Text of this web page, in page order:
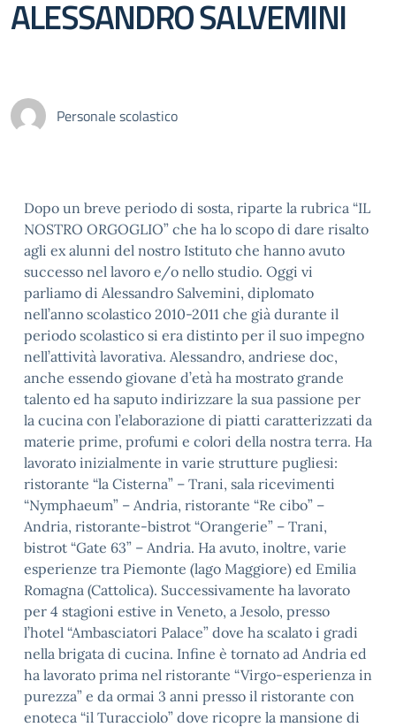
ALESSANDRO SALVEMINI
Personale scolastico
Dopo un breve periodo di sosta, riparte la rubrica “IL
NOSTRO ORGOGLIO” che ha lo scopo di dare risalto
agli ex alunni del nostro Istituto che hanno avuto
successo nel lavoro e/o nello studio. Oggi vi
parliamo di Alessandro Salvemini, diplomato
nell’anno scolastico 2010-2011 che già durante il
periodo scolastico si era distinto per il suo impegno
nell’attività lavorativa. Alessandro, andriese doc,
anche essendo giovane d’età ha mostrato grande
talento ed ha saputo indirizzare la sua passione per
la cucina con l’elaborazione di piatti caratterizzati da
materie prime, profumi e colori della nostra terra. Ha
lavorato inizialmente in varie strutture pugliesi:
ristorante “la Cisterna” – Trani, sala ricevimenti
“Nymphaeum” – Andria, ristorante “Re cibo” –
Andria, ristorante-bistrot “Orangerie” – Trani,
bistrot “Gate 63” – Andria. Ha avuto, inoltre, varie
esperienze tra Piemonte (lago Maggiore) ed Emilia
Romagna (Cattolica). Successivamente ha lavorato
per 4 stagioni estive in Veneto, a Jesolo, presso
l’hotel “Ambasciatori Palace” dove ha scalato i gradi
nella brigata di cucina. Infine è tornato ad Andria ed
ha lavorato prima nel ristorante “Virgo-esperienza in
purezza” e da ormai 3 anni presso il ristorante con
enoteca “il Turacciolo” dove ricopre la mansione di